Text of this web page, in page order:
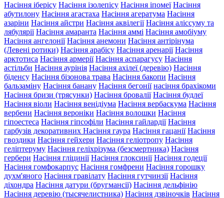
Насіння іберісу Насіння ізолепісу Насіння іпомеї Насіння
абутилону Насіння агастаха Насіння агератума Насіння
азаріни Насіння айстри Насіння аквілегії Насіння аліссуму та
лябулярії Насіння амаранта Насіння аммі Насіння амобіуму
Насіння ангелонії Насіння анемони Насіння антірінума
(Левені ротики) Насіння арабісу Насіння аренарії Насіння
арктотиса Насіння армерії Насіння аспарагусу Насіння
астільби Насіння аурінія Насіння ахілеї (деревію) Насіння
біденсу Насіння бізонова трава Насіння бакопи Насіння
бальзаміну Насіння банану Насіння бегонії насіння брахікоми
Насіння бризи (трясунки) Насіння бровалії Насіння будлеї
Насіння віоли Насіння венідіума Насіння вербаскума Насіння
вербени Насіння вероніки Насіння волошки Насіння
гіпоестеса Насіння гіпсофіли Насіння гайлардії Насіння
гарбузів декоративних Насіння гаура Насіння гацанії Насіння
гвоздики Насіння гейхери Насіння геліотропу Насіння
геліптеруму Насіння геліхрізума (безсмертника) Насіння
гербери Насіння гліцинії Насіння глоксинії Насіння годеції
Насіння гомфокарпус Насіння гомфрени Насіння горошку
духм'яного Насіння гравілату Насіння гутчинзії Насіння
діхондра Насіння датури (бругмансії) Насіння дельфінію
Насіння деревію (тысячелистника) Насіння дзвіночків Насіння